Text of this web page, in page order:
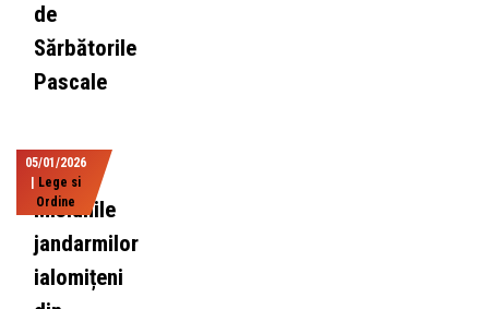
de
Sărbătorile
Pascale
05/01/2026
Lege si
Ordine
Misiunile
jandarmilor
ialomițeni